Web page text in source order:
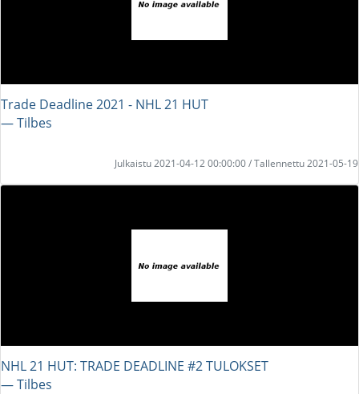
Trade Deadline 2021 - NHL 21 HUT
― Tilbes
Julkaistu 2021-04-12 00:00:00 / Tallennettu 2021-05-19
NHL 21 HUT: TRADE DEADLINE #2 TULOKSET
― Tilbes